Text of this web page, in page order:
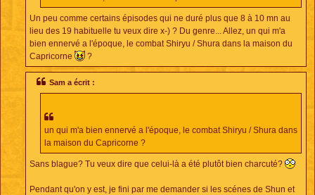
Un peu comme certains épisodes qui ne duré plus que 8 à 10 mn au
lieu des 19 habituelle tu veux dire x-) ? Du genre... Allez, un qui m'a
bien ennervé a l'époque, le combat Shiryu / Shura dans la maison du
Capricorne
?
Sam a écrit :
un qui m'a bien ennervé a l'époque, le combat Shiryu / Shura dans
la maison du Capricorne ?
Sans blague? Tu veux dire que celui-là a été plutôt bien charcuté?
Pendant qu'on y est, je fini par me demander si les scénes de Shun et